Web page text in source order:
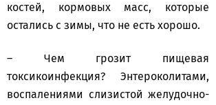
костей, кормовых масс, которые
остались с зимы, что не есть хорошо.
– Чем грозит пищевая
токсикоинфекция? Энтероколитами,
воспалениями слизистой желудочно-